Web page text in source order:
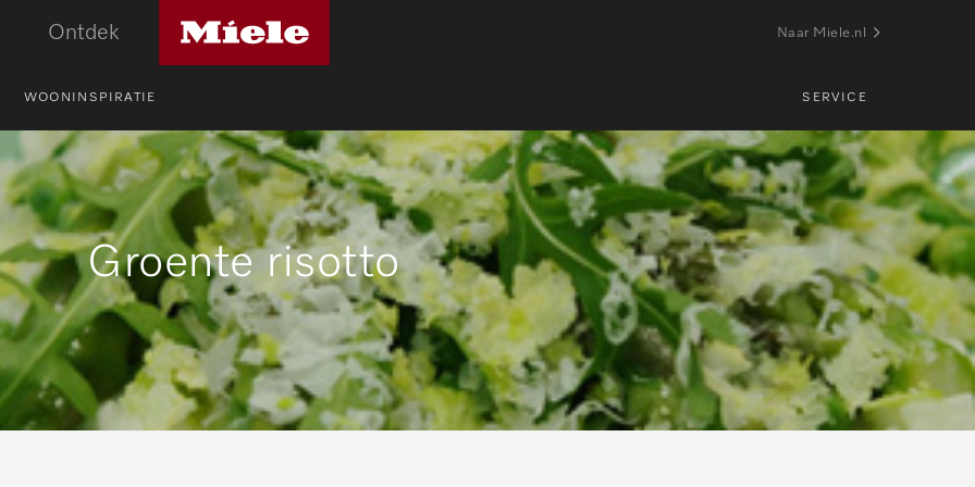
Ontdek
logo
Naar Miele.nl
WOONINSPIRATIE SERVICE
Groente risotto